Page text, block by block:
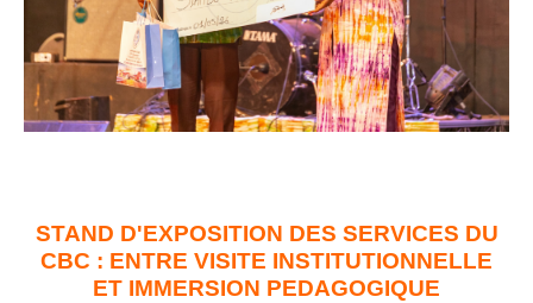
STAND D'EXPOSITION DES SERVICES DU
CBC : ENTRE VISITE INSTITUTIONNELLE
ET IMMERSION PEDAGOGIQUE